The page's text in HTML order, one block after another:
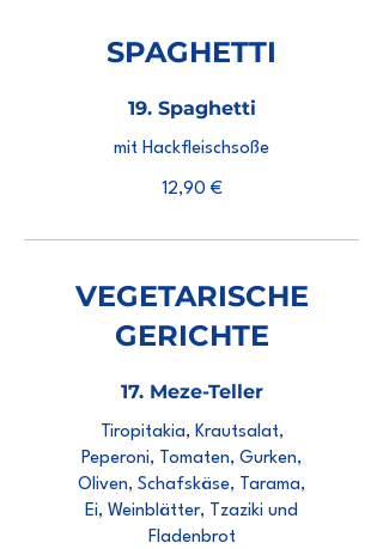
SPAGHETTI
19. Spaghetti
mit Hackfleischsoße
12,90 €
VEGETARISCHE
GERICHTE
17. Meze-Teller
Tiropitakia, Krautsalat,
Peperoni, Tomaten, Gurken,
Oliven, Schafskäse, Tarama,
Ei, Weinblätter, Tzaziki und
Fladenbrot